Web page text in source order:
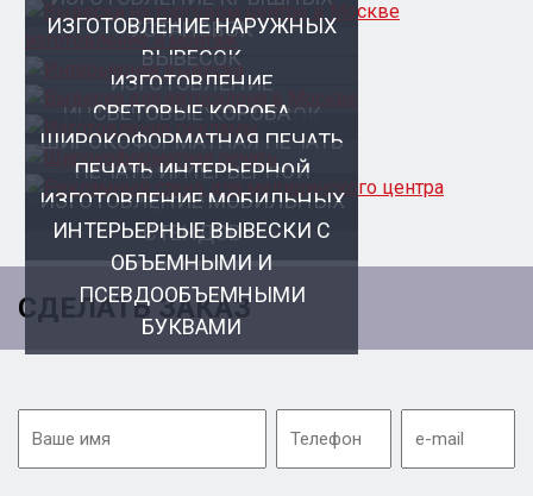
УСТАНОВОК
ИЗГОТОВЛЕНИЕ НАРУЖНЫХ
ВЫВЕСОК
ИЗГОТОВЛЕНИЕ
ИНТЕРЬЕРНЫХ ВЫВЕСОК
СВЕТОВЫЕ КОРОБА
ШИРОКОФОРМАТНАЯ ПЕЧАТЬ
НАРУЖНЫХ БАННЕРОВ
ПЕЧАТЬ ИНТЕРЬЕРНОЙ
РЕКЛАМЫ
ИЗГОТОВЛЕНИЕ МОБИЛЬНЫХ
СТЕНДОВ
ИНТЕРЬЕРНЫЕ ВЫВЕСКИ С
ОБЪЕМНЫМИ И
ПСЕВДООБЪЕМНЫМИ
БУКВАМИ
СДЕЛАТЬ ЗАКАЗ